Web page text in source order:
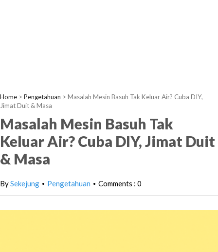
Home > Pengetahuan > Masalah Mesin Basuh Tak Keluar Air? Cuba DIY,
Jimat Duit & Masa
Masalah Mesin Basuh Tak
Keluar Air? Cuba DIY, Jimat Duit
& Masa
BySekejung • Pengetahuan • Comments : 0